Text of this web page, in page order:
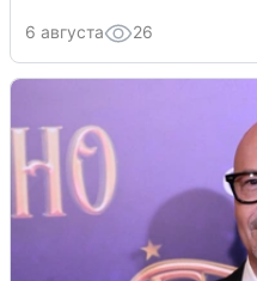
6 августа 26